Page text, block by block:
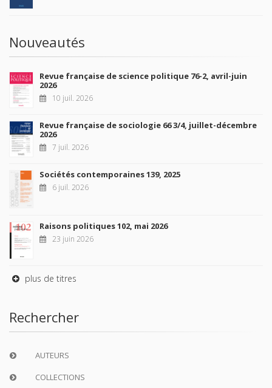
Nouveautés
Revue française de science politique 76-2, avril-juin
2026
10 juil. 2026
Revue française de sociologie 66 3/4, juillet-décembre
2026
7 juil. 2026
Sociétés contemporaines 139, 2025
6 juil. 2026
Raisons politiques 102, mai 2026
23 juin 2026
plus de titres
Rechercher
AUTEURS
COLLECTIONS